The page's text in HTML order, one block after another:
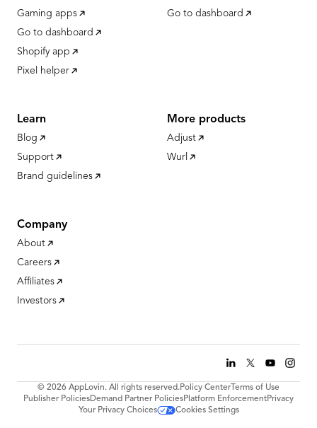
Gaming apps
Go to dashboard
Shopify app
Pixel helper
Go to dashboard
Learn
Blog
Support
Brand guidelines
More products
Adjust
Wurl
Company
About
Careers
Affiliates
Investors
© 2026 AppLovin. All rights reserved.Policy Center Terms of Use
Publisher PoliciesDemand Partner PoliciesPlatform EnforcementPrivacy
Your Privacy Choices
Cookies Settings